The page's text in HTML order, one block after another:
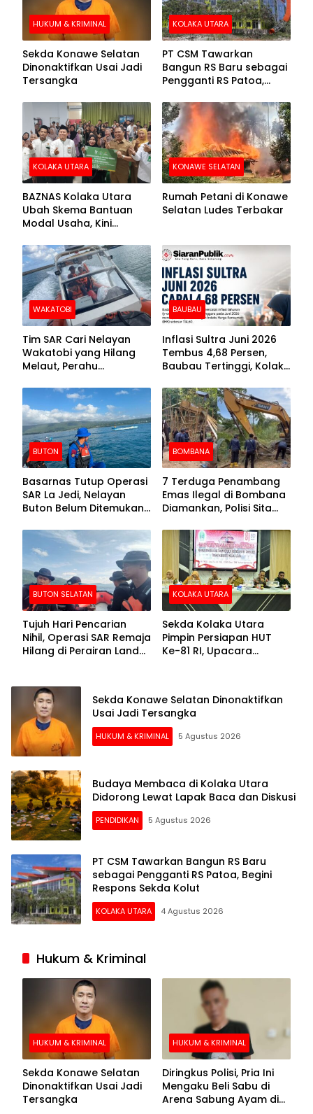
HUKUM & KRIMINAL
Sekda Konawe Selatan
Dinonaktifkan Usai Jadi
Tersangka
KOLAKA UTARA
PT CSM Tawarkan
Bangun RS Baru sebagai
Pengganti RS Patoa,
Kolut
KOLAKA UTARA
BAZNAS Kolaka Utara
Ubah Skema Bantuan
Modal Usaha, Kini
Barang Senilai Rp419,5
Juta
KONAWE SELATAN
Rumah Petani di Konawe
Selatan Ludes Terbakar
WAKATOBI
Tim SAR Cari Nelayan
Wakatobi yang Hilang
Melaut, Perahu
Kemasukan Air
BAUBAU
Inflasi Sultra Juni 2026
Tembus 4,68 Persen,
Baubau Tertinggi, Kolaka
BUTON
Basarnas Tutup Operasi
SAR La Jedi, Nelayan
Buton Belum Ditemukan
BOMBANA
7 Terduga Penambang
Emas Ilegal di Bombana
Diamankan, Polisi Sita
Crusher
BUTON SELATAN
Tujuh Hari Pencarian
Nihil, Operasi SAR Remaja
Hilang di Perairan Lande
KOLAKA UTARA
Sekda Kolaka Utara
Pimpin Persiapan HUT
Ke-81 RI, Upacara
Sekda Konawe Selatan Dinonaktifkan
Usai Jadi Tersangka
HUKUM & KRIMINAL 5 Agustus 2026
Budaya Membaca di Kolaka Utara
Didorong Lewat Lapak Baca dan Diskusi
PENDIDIKAN 5 Agustus 2026
PT CSM Tawarkan Bangun RS Baru
sebagai Pengganti RS Patoa, Begini
Respons Sekda Kolut
KOLAKA UTARA 4 Agustus 2026
Hukum & Kriminal
HUKUM & KRIMINAL
Sekda Konawe Selatan
Dinonaktifkan Usai Jadi
Tersangka
HUKUM & KRIMINAL
Diringkus Polisi, Pria Ini
Mengaku Beli Sabu di
Arena Sabung Ayam di